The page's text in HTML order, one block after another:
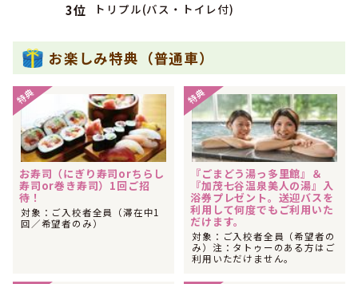
2020年12月
2020年12月
関東・甲信越で社会人に人気のランキングで1位になりまし
た！
2020年11月
関東・甲信越で男性の社会人に人気のランキングで1位になり
ました！
2020年10月
関東・甲信越で男性の社会人に人気のランキングで1位になり
ました！
2020年02月
関東・甲信越で男性のその他に人気のランキングで
3位 トリプル(バス・トイレ付)
お楽しみ特典（普通車）
特典
お寿司（にぎり寿司orちらし
寿司or巻き寿司）1回ご招
待！
対象：ご入校者全員（滞在中1
回／希望者のみ）
特典
『ごまどう湯っ多里館』＆
『加茂七谷温泉美人の湯』入
浴券プレゼント。送迎バスを
利用して何度でもご利用いた
だけます。
対象：ご入校者全員（希望者の
み）注：タトゥーのある方はご
利用いただけません。